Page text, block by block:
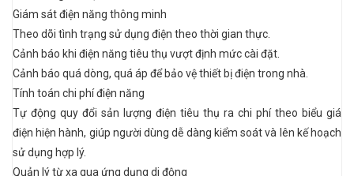
Giám sát điện năng thông minh
Theo dõi tình trạng sử dụng điện theo thời gian thực.
Cảnh báo khi điện năng tiêu thụ vượt định mức cài đặt.
Cảnh báo quá dòng, quá áp để bảo vệ thiết bị điện trong nhà.
Tính toán chi phí điện năng
Tự động quy đổi sản lượng điện tiêu thụ ra chi phí theo biểu giá
điện hiện hành, giúp người dùng dễ dàng kiểm soát và lên kế hoạch
sử dụng hợp lý.
Quản lý từ xa qua ứng dụng di động